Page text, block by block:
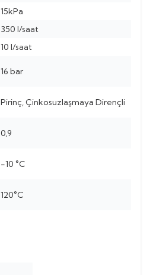
15kPa
350 l/saat
10 l/saat
16 bar
Pirinç, Çinkosuzlaşmaya Dirençli
0,9
-10 °C
120°C